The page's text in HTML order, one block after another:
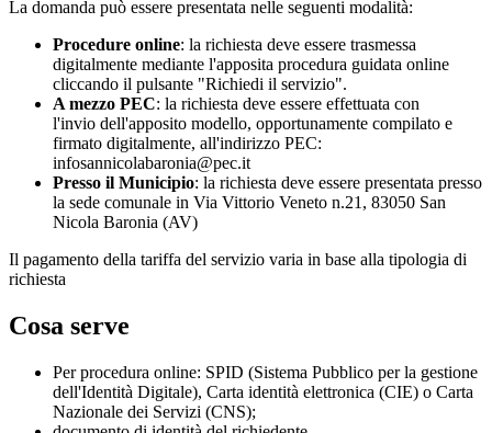
La domanda può essere presentata nelle seguenti modalità:
Procedure online: la richiesta deve essere trasmessa
digitalmente mediante l'apposita procedura guidata online
cliccando il pulsante "Richiedi il servizio".
A mezzo PEC: la richiesta deve essere effettuata con
l'invio dell'apposito modello, opportunamente compilato e
firmato digitalmente, all'indirizzo PEC:
infosannicolabaronia@pec.it
Presso il Municipio: la richiesta deve essere presentata presso
la sede comunale in Via Vittorio Veneto n.21, 83050 San
Nicola Baronia (AV)
Il pagamento della tariffa del servizio varia in base alla tipologia di
richiesta
Cosa serve
Per procedura online: SPID (Sistema Pubblico per la gestione
dell'Identità Digitale), Carta identità elettronica (CIE) o Carta
Nazionale dei Servizi (CNS);